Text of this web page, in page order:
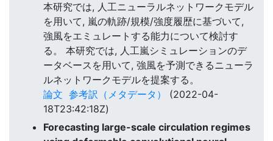
本研究では, 人工ニューラルネットワークモデル
を用いて, 嵐の軌跡/規模/強度履歴に基づいて,
強風をエミュレートする能力について検討す
る。 本研究では, 人工嵐シミュレーションのデ
ータベースを用いて, 強風を予測できるニューラ
ルネットワークモデルを提案する。
論文 参考訳（メタデータ）
(2022-04-
18T23:42:18Z)
Forecasting large-scale circulation regimes